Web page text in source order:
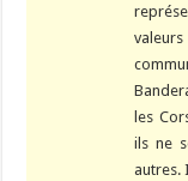
les
ils ne
autres.